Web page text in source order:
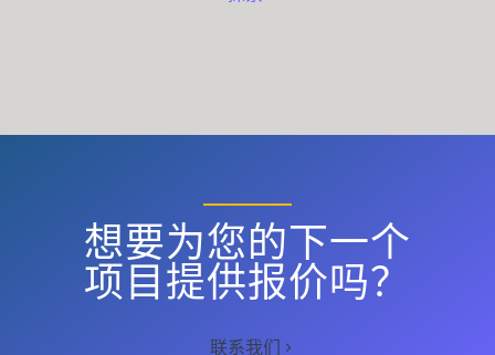
想要为您的下一个
项目提供报价吗？
联系我们